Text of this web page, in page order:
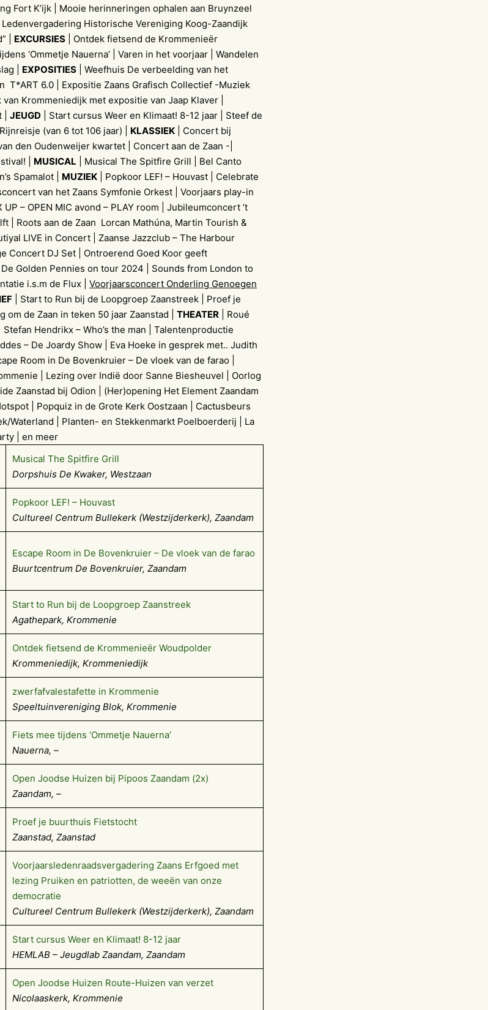
Fort K’ijk | Mooie herinneringen ophalen aan Bruynzeel
Historische Vereniging Koog-Zaandijk
| EXCURSIES | Ontdek fietsend de Krommenieër
‘Ommetje Nauerna’ | Varen in het voorjaar | Wandelen
| EXPOSITIES | Weefhuis De verbeelding van het
T*ART 6.0 | Expositie Zaans Grafisch Collectief -Muziek
Krommeniedijk met expositie van Jaap Klaver |
JEUGD | Start cursus Weer en Klimaat! 8-12 jaar | Steef de
(van 6 tot 106 jaar) | KLASSIEK | Concert bij
den Oudenweijer kwartet | Concert aan de Zaan -|
| MUSICAL | Musical The Spitfire Grill | Bel Canto
Spamalot | MUZIEK | Popkoor LEF! – Houvast | Celebrate
van het Zaans Symfonie Orkest | Voorjaars play-in
– OPEN MIC avond – PLAY room | Jubileumconcert ’t
| Roots aan de Zaan Lorcan Mathúna, Martin Tourish &
LIVE in Concert | Zaanse Jazzclub – The Harbour
Concert DJ Set | Ontroerend Goed Koor geeft
Golden Pennies on tour 2024 | Sounds from London to
i.s.m de Flux | Voorjaarsconcert Onderling Genoegen
| Start to Run bij de Loopgroep Zaanstreek | Proef je
de Zaan in teken 50 jaar Zaanstad | THEATER | Roué
Hendrikx – Who’s the man | Talentenproductie
– De Joardy Show | Eva Hoeke in gesprek met.. Judith
Room in De Bovenkruier – De vloek van de farao |
| Lezing over Indië door Sanne Biesheuvel | Oorlog
Zaanstad bij Odion | (Her)opening Het Element Zaandam
| Popquiz in de Grote Kerk Oostzaan | Cactusbeurs
Waterland | Planten- en Stekkenmarkt Poelboerderij | La
| en meer
Musical The Spitfire Grill
Dorpshuis De Kwaker, Westzaan
Popkoor LEF! – Houvast
Cultureel Centrum Bullekerk (Westzijderkerk), Zaandam
Escape Room in De Bovenkruier – De vloek van de farao
Buurtcentrum De Bovenkruier, Zaandam
Start to Run bij de Loopgroep Zaanstreek
Agathepark, Krommenie
Ontdek fietsend de Krommenieër Woudpolder
Krommeniedijk, Krommeniedijk
zwerfafvalestafette in Krommenie
Speeltuinvereniging Blok, Krommenie
Fiets mee tijdens ‘Ommetje Nauerna’
Nauerna, –
Open Joodse Huizen bij Pipoos Zaandam (2x)
Zaandam, –
Proef je buurthuis Fietstocht
Zaanstad, Zaanstad
Voorjaarsledenraadsvergadering Zaans Erfgoed met
lezing Pruiken en patriotten, de weeën van onze
democratie
Cultureel Centrum Bullekerk (Westzijderkerk), Zaandam
Start cursus Weer en Klimaat! 8-12 jaar
HEMLAB – Jeugdlab Zaandam, Zaandam
Open Joodse Huizen Route-Huizen van verzet
Nicolaaskerk, Krommenie